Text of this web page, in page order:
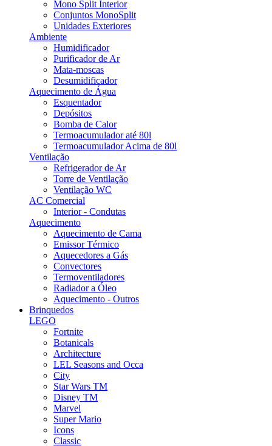
Mono Split Interior
Conjuntos MonoSplit
Unidades Exteriores
Ambiente
Humidificador
Purificador de Ar
Mata-moscas
Desumidificador
Aquecimento de Água
Esquentador
Depósitos
Bomba de Calor
Termoacumulador até 80l
Termoacumulador Acima de 80l
Ventilação
Refrigerador de Ar
Torre de Ventilação
Ventilação WC
AC Comercial
Interior - Condutas
Aquecimento
Aquecimento de Cama
Emissor Térmico
Aquecedores a Gás
Convectores
Termoventiladores
Radiador a Óleo
Aquecimento - Outros
Brinquedos
LEGO
Fortnite
Botanicals
Architecture
LEL Seasons and Occa
City
Star Wars TM
Disney TM
Marvel
Super Mario
Icons
Classic